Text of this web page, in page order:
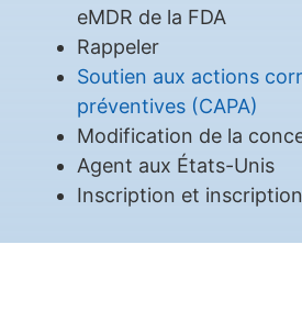
eMDR de la FDA
Rappeler
Soutien aux actions
préventives (CAPA)
Modification de la
Agent aux États-Unis
Inscription et inscription